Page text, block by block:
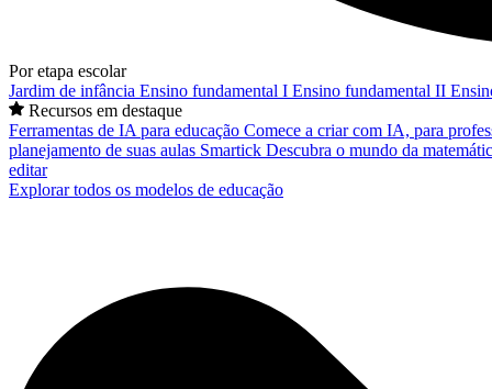
Por etapa escolar
Jardim de infância Ensino fundamental I Ensino fundamental II
Recursos em destaque
Ferramentas de IA para educação Comece a criar com IA, para
planejamento de suas aulas Smartick Descubra o mundo da
editar
Explorar todos os modelos de educação